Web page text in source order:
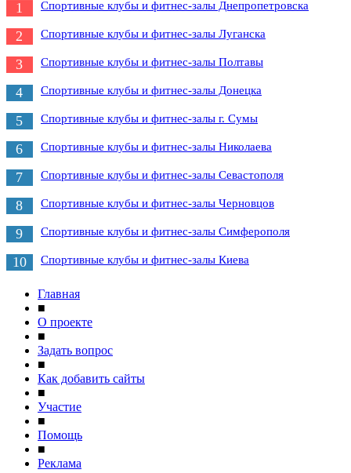
1 Спортивные клубы и фитнес-залы Днепропетровска
2 Спортивные клубы и фитнес-залы Луганска
3 Спортивные клубы и фитнес-залы Полтавы
4 Cпортивные клубы и фитнес-залы Донецка
5 Спортивные клубы и фитнес-залы г. Сумы
6 Спортивные клубы и фитнес-залы Николаева
7 Спортивные клубы и фитнес-залы Севастополя
8 Спортивные клубы и фитнес-залы Черновцов
9 Спортивные клубы и фитнес-залы Симферополя
10 Спортивные клубы и фитнес-залы Киева
Главная
■
О проекте
■
Задать вопрос
■
Как добавить сайты
■
Участие
■
Помощь
■
Реклама